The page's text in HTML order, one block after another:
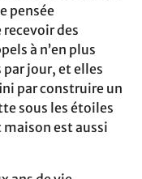
pensée
des
à n’en plus
jour, et elles
par construire un
sous les étoiles
maison est aussi